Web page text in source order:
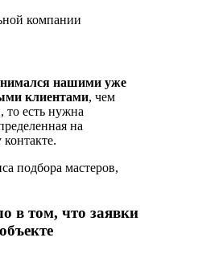
компании
нашими уже
клиентами, чем
есть нужна
на
подбора мастеров,
в том, что заявки